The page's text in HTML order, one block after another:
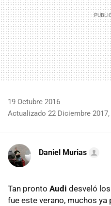
19 Octubre 2016
Actualizado 22 Diciembre 2017,
Daniel Murias
Tan pronto Audi desveló
fue este verano, muchos ya